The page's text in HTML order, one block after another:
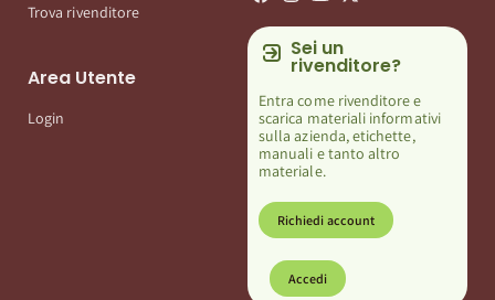
Trova rivenditore
Area Utente
Login
Sei un
rivenditore?
Entra come rivenditore e
scarica materiali informativi
sulla azienda, etichette,
manuali e tanto altro
materiale.
Richiedi account
Accedi